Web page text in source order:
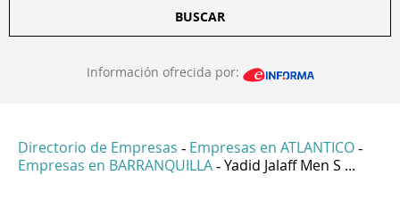
BUSCAR
Información ofrecida por:
Directorio de Empresas - Empresas en ATLANTICO -
Empresas en BARRANQUILLA - Yadid Jalaff Men S ...